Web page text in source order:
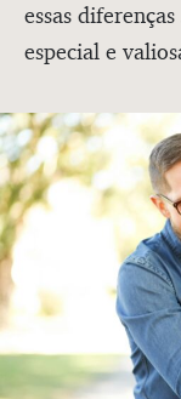
essas
especial e